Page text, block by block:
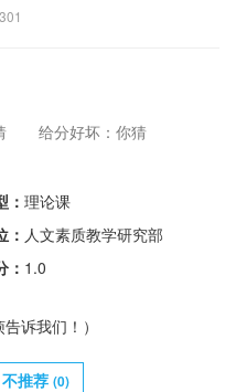
给分好坏：你猜
： 理论课
： 人文素质教学研究部
： 1.0
诉我们！）
不推荐 (0)